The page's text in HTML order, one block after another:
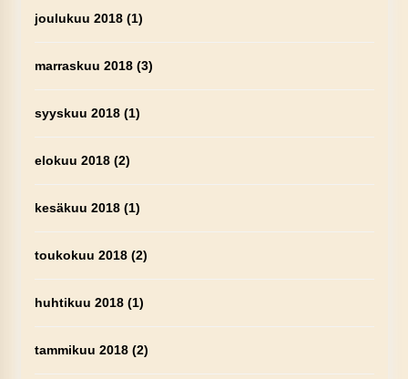
joulukuu 2018(1)
marraskuu 2018(3)
syyskuu 2018(1)
elokuu 2018(2)
kesäkuu 2018(1)
toukokuu 2018(2)
huhtikuu 2018(1)
tammikuu 2018(2)